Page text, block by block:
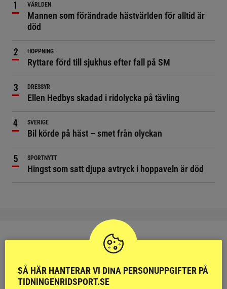
VÄRLDEN
Mannen som förändrade hästvärlden för alltid är
död
HOPPNING
Ryttare förd till sjukhus efter fall på SM
DRESSYR
Ellen Hedbys skadad i ridolycka på tävling
SVERIGE
Bil körde på häst – smet från olyckan
SPORTNYTT
Hingst som satt djupa avtryck i hoppaveln är död
RIDSPORT
BLOGGAR
SÅ HÄR HANTERAR VI DINA PERSONUPPGIFTER PÅ
TIDNINGENRIDSPORT.SE